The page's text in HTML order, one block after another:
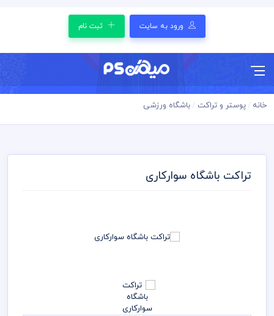
ورود به سایت ثبت نام
خانه پوستر و تراکت باشگاه ورزشی
تراکت باشگاه سوارکاری